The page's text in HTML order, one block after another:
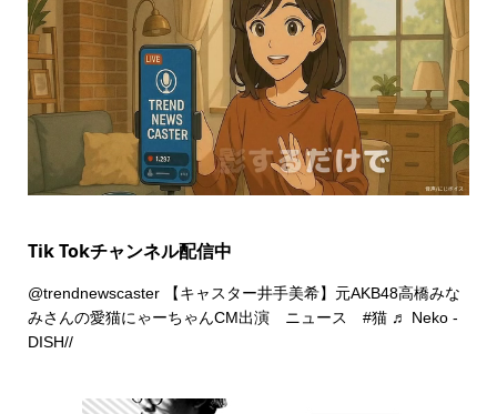
Tik Tokチャンネル配信中
@trendnewscaster【キャスター井手美希】元AKB48高橋みな
みさんの愛猫にゃーちゃんCM出演 ニュース #猫 ♬ Neko -
DISH//